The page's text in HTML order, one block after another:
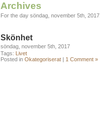
Archives
For the day söndag, november 5th, 2017.
Skönhet
söndag, november 5th, 2017
Tags: Livet
Posted in Okategoriserat | 1 Comment »